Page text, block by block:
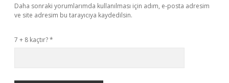
Daha sonraki yorumlarımda kullanılması için adım, e-posta adresim
ve site adresim bu tarayıcıya kaydedilsin.
7 + 8 kaçtır?*